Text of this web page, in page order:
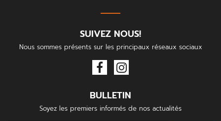
SUIVEZ NOUS!
Nous sommes présents sur les principaux réseaux sociaux
BULLETIN
Soyez les premiers informés de nos actualités